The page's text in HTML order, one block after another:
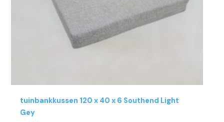
tuinbankkussen 120 x 40 x 6 Southend Light
Gey